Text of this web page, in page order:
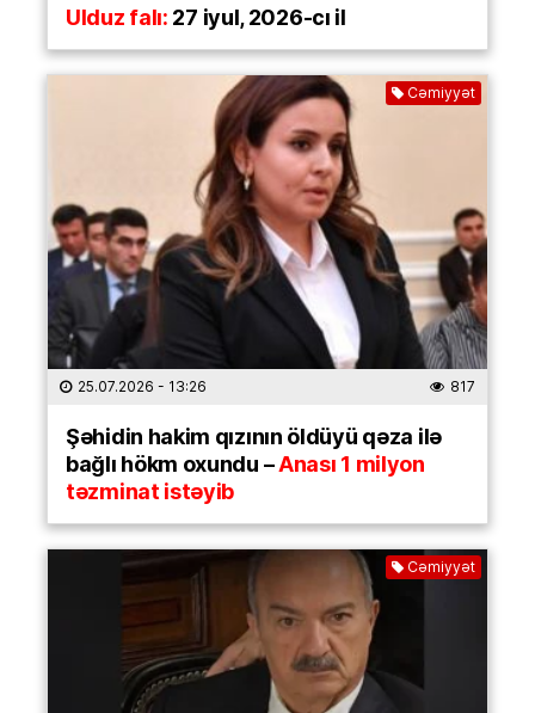
Ulduz falı:27 iyul, 2026-cı il
Cəmiyyət
25.07.2026 - 13:26 817
Şəhidin hakim qızının öldüyü qəza ilə
bağlı hökm oxundu –Anası 1 milyon
təzminat istəyib
Cəmiyyət